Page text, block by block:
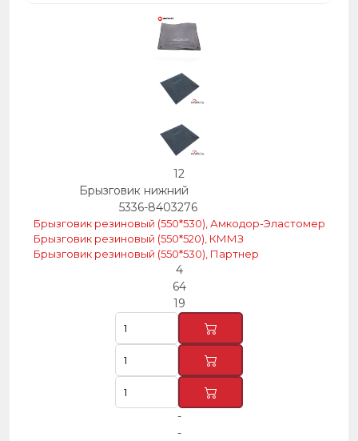
12
Брызговик нижний
5336-8403276
Брызговик резиновый (550*530), Амкодор-Эластомер
Брызговик резиновый (550*520), КММЗ
Брызговик резиновый (550*530), Партнер
4
64
19
-
-